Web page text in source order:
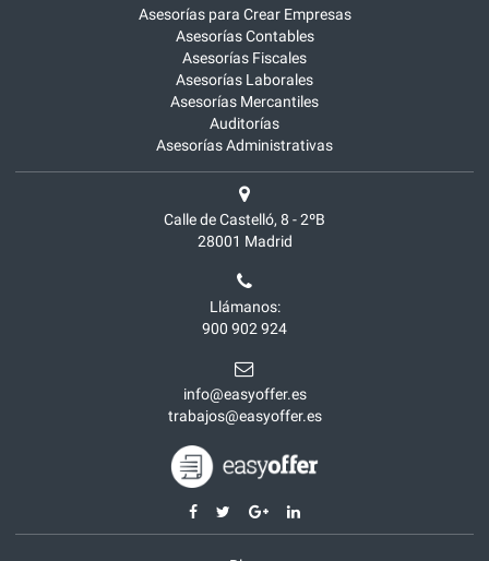
Asesorías para Crear Empresas
Asesorías Contables
Asesorías Fiscales
Asesorías Laborales
Asesorías Mercantiles
Auditorías
Asesorías Administrativas
Calle de Castelló, 8 - 2ºB
28001 Madrid
Llámanos:
900 902 924
info@easyoffer.es
trabajos@easyoffer.es